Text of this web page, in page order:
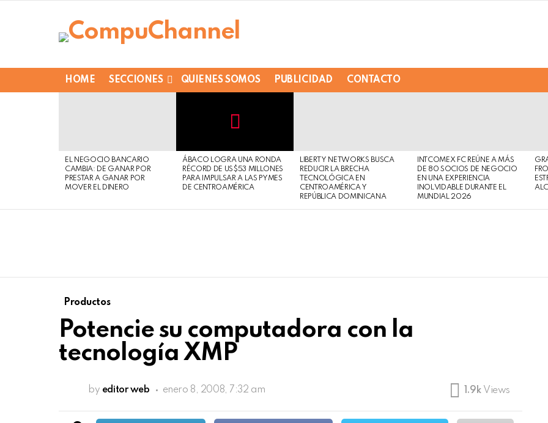
HOME SECCIONES QUIENES SOMOS PUBLICIDAD CONTACTO
EL NEGOCIO BANCARIO
CAMBIA: DE GANAR POR
PRESTAR A GANAR POR
MOVER EL DINERO
Safe
For
Work
view
this
post
ÁBACO LOGRA UNA RONDA
RÉCORD DE US$53 MILLONES
PARA IMPULSAR A LAS PYMES
DE CENTROAMÉRICA
LIBERTY NETWORKS BUSCA
REDUCIR LA BRECHA
TECNOLÓGICA EN
CENTROAMÉRICA Y
REPÚBLICA DOMINICANA
INTCOMEX FC REÚNE A MÁS
DE 80 SOCIOS DE NEGOCIO
EN UNA EXPERIENCIA
INOLVIDABLE DURANTE EL
MUNDIAL 2026
Productos
Potencie su computadora con la
tecnología XMP
by editor web enero 8, 2008, 7:32 am 1.9k Views